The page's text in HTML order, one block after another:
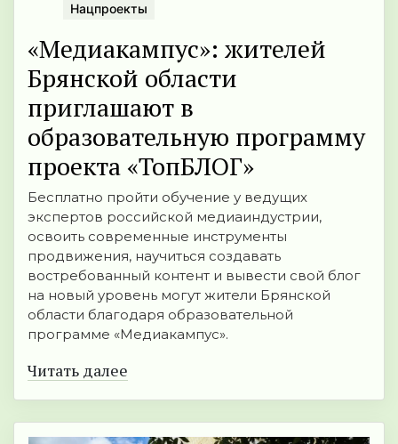
Нацпроекты
«Медиакампус»: жителей
Брянской области
приглашают в
образовательную программу
проекта «ТопБЛОГ»
Бесплатно пройти обучение у ведущих
экспертов российской медиаиндустрии,
освоить современные инструменты
продвижения, научиться создавать
востребованный контент и вывести свой блог
на новый уровень могут жители Брянской
области благодаря образовательной
программе «Медиакампус».
Читать далее